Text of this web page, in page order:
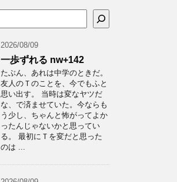
2026/08/09
一歩ずれる nw+142
たぶん、あれは中学のときだ。
友人のＴのことを、今でもふと
思い出す。 当時は変なヤツだ
な、で済ませていた。今ならも
う少し、ちゃんと怖がってよか
ったんじゃないかと思ってい
る。 最初にＴを変だと思った
のは ...